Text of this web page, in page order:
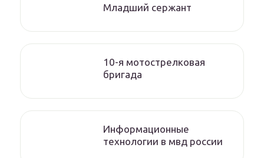
Младший сержант
10-я мотострелковая
бригада
Информационные
технологии в мвд россии